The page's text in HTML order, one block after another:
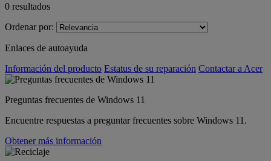
0 resultados
Ordenar por:
Enlaces de autoayuda
Información del producto Estatus de su reparación Contactar a Acer
Preguntas frecuentes de Windows 11
Encuentre respuestas a preguntar frecuentes sobre Windows 11.
Obtener más información